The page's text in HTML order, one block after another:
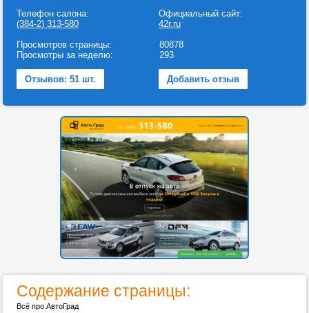
Телефон салона:
(384-2) 313-580
Официальный сайт:
42r.ru
Просмотров страницы:
Просмотры за неделю:
80878
293
Отзывов: 51 шт. Добавить отзыв
Содержание страницы:
Всё про АвтоГрад